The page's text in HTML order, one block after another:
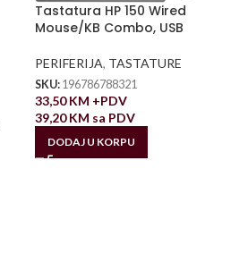
Tastatura HP 150 Wired
Mouse/KB Combo, USB
PERIFERIJA, TASTATURE
SKU: 196786788321
33,50KM +PDV
39,20KM sa PDV
DODAJ U KORPU